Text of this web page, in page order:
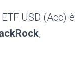
USD (Acc) è
,